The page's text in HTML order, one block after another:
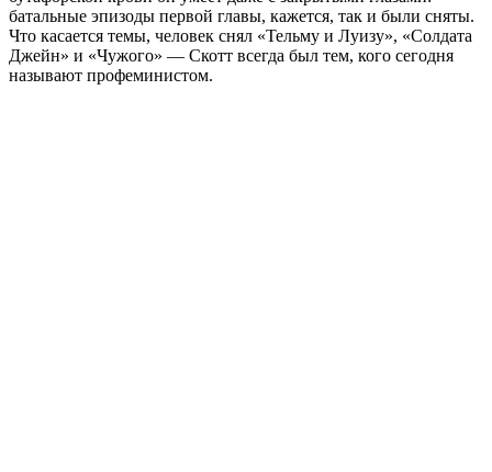
батальные эпизоды первой главы, кажется, так и были сняты.
Что касается темы, человек снял «Тельму и Луизу», «Солдата
Джейн» и «Чужого» — Скотт всегда был тем, кого сегодня
называют профеминистом.